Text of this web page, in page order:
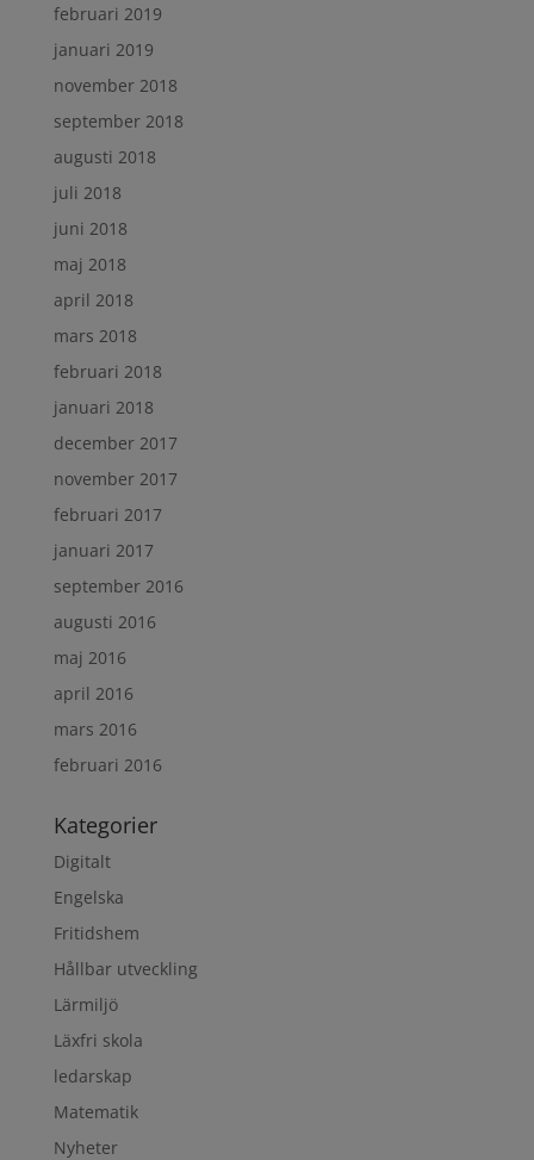
februari 2019
januari 2019
november 2018
september 2018
augusti 2018
juli 2018
juni 2018
maj 2018
april 2018
mars 2018
februari 2018
januari 2018
december 2017
november 2017
februari 2017
januari 2017
september 2016
augusti 2016
maj 2016
april 2016
mars 2016
februari 2016
Kategorier
Digitalt
Engelska
Fritidshem
Hållbar utveckling
Lärmiljö
Läxfri skola
ledarskap
Matematik
Nyheter